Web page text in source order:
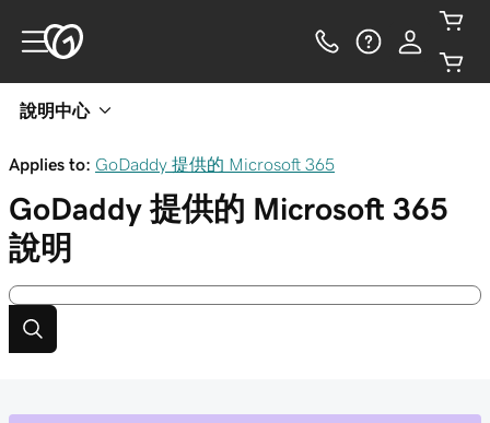
說明中心
Applies to: GoDaddy 提供的 Microsoft 365
GoDaddy 提供的 Microsoft 365
說明